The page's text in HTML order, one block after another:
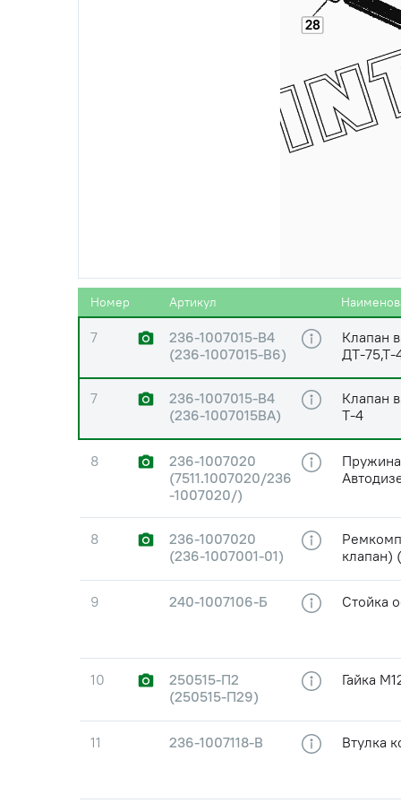
28
Номер Артикул
Штанга
Винт
(ПАО
Гайка
ЯМЗ
7
236-1007015-В4
(236-1007015-В6)
Клапан
ДТ-
7
236-1007015-В4
(236-1007015ВА)
Клапан
Т-4
8
236-1007020
(7511.1007020/236
-1007020/)
8
236-1007020
(236-1007001-01)
клапан)
9 240-1007106-Б Стойка
10
250515-П2
(250515-П29)
Гайка
11 236-1007118-В Втулка